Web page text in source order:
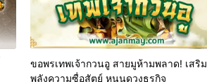
ขอพรเทพเจ้ากวนอู สายมูห้ามพลาด! เสริม
พลังความซื่อสัตย์ หนุนดวงธุรกิจ